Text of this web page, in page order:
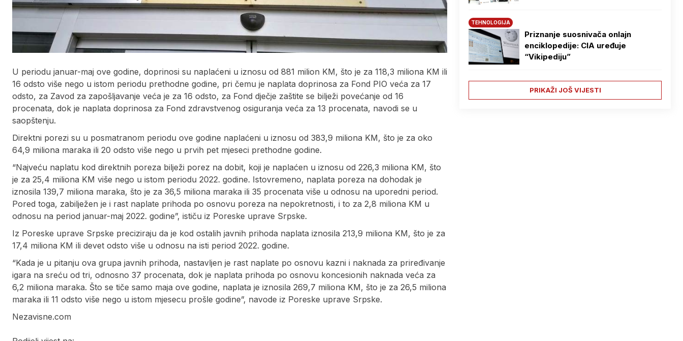
U periodu januar-maj ove godine, doprinosi su naplaćeni u iznosu od 881 milion KM, što je za 118,3 miliona KM ili
16 odsto više nego u istom periodu prethodne godine, pri čemu je naplata doprinosa za Fond PIO veća za 17
odsto, za Zavod za zapošljavanje veća je za 16 odsto, za Fond dječje zaštite se bilježi povećanje od 16
procenata, dok je naplata doprinosa za Fond zdravstvenog osiguranja veća za 13 procenata, navodi se u
saopštenju.
Direktni porezi su u posmatranom periodu ove godine naplaćeni u iznosu od 383,9 miliona KM, što je za oko
64,9 miliona maraka ili 20 odsto više nego u prvih pet mjeseci prethodne godine.
“Najveću naplatu kod direktnih poreza bilježi porez na dobit, koji je naplaćen u iznosu od 226,3 miliona KM, što
je za 25,4 miliona KM više nego u istom periodu 2022. godine. Istovremeno, naplata poreza na dohodak je
iznosila 139,7 miliona maraka, što je za 36,5 miliona maraka ili 35 procenata više u odnosu na uporedni period.
Pored toga, zabilježen je i rast naplate prihoda po osnovu poreza na nepokretnosti, i to za 2,8 miliona KM u
odnosu na period januar-maj 2022. godine”, ističu iz Poreske uprave Srpske.
Iz Poreske uprave Srpske preciziraju da je kod ostalih javnih prihoda naplata iznosila 213,9 miliona KM, što je za
17,4 miliona KM ili devet odsto više u odnosu na isti period 2022. godine.
“Kada je u pitanju ova grupa javnih prihoda, nastavljen je rast naplate po osnovu kazni i naknada za priređivanje
igara na sreću od tri, odnosno 37 procenata, dok je naplata prihoda po osnovu koncesionih naknada veća za
6,2 miliona maraka. Što se tiče samo maja ove godine, naplata je iznosila 269,7 miliona KM, što je za 26,5 miliona
maraka ili 11 odsto više nego u istom mjesecu prošle godine”, navode iz Poreske uprave Srpske.
Nezavisne.com
TEHNOLOGIJA
Priznanje suosnivača onlajn
enciklopedije: CIA uređuje
“Vikipediju”
PRIKAŽI JOŠ VIJESTI